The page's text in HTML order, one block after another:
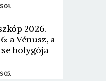
04.
2026.
a Vénusz, a
bolygója
05.